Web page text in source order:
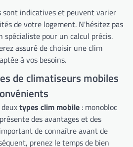
sont indicatives et peuvent varier
de votre logement. N'hésitez pas
spécialiste pour un calcul précis.
assuré de choisir une clim
à vos besoins.
de climatiseurs mobiles
types clim mobile : monobloc
des avantages et des
de connaître avant de
prenez le temps de bien